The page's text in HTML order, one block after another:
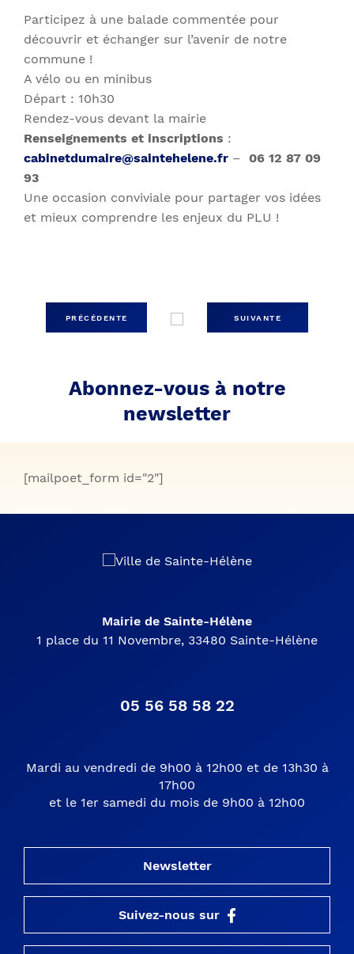
Participez à une balade commentée pour
découvrir et échanger sur l’avenir de notre
commune !
A vélo ou en minibus
Départ : 10h30
Rendez-vous devant la mairie
Renseignements et inscriptions :
cabinetdumaire@saintehelene.fr – 06 12 87 09
93
Une occasion conviviale pour partager vos idées
et mieux comprendre les enjeux du PLU !
PRÉCÉDENTE SUIVANTE
Abonnez-vous à notre
newsletter
[mailpoet_form id="2"]
Mairie de Sainte-Hélène
1 place du 11 Novembre, 33480 Sainte-Hélène
05 56 58 58 22
Mardi au vendredi de 9h00 à 12h00 et de 13h30 à
17h00
et le 1er samedi du mois de 9h00 à 12h00
Newsletter
Suivez-nous sur